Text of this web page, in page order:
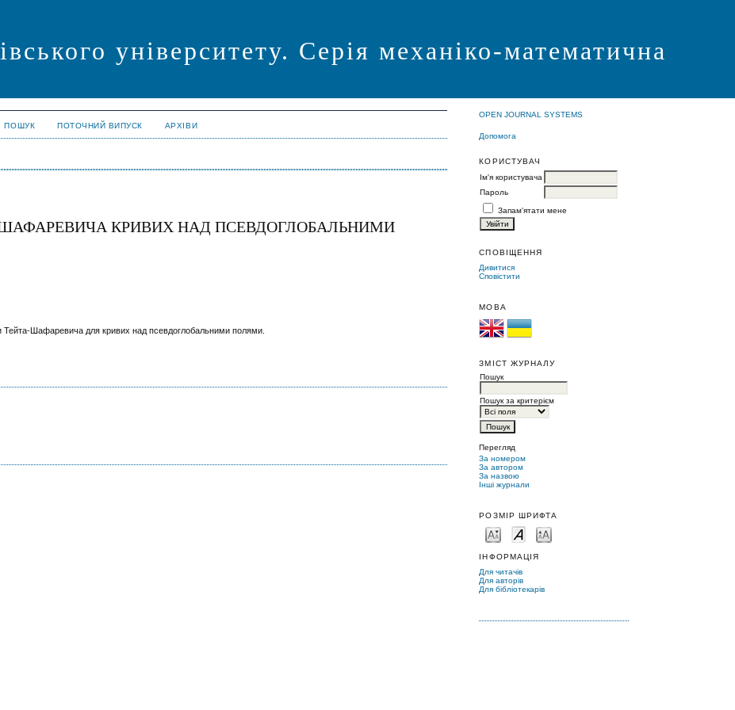
університету. Серія механіко-математична
OPEN JOURNAL SYSTEMS
Допомога
КОРИСТУВАЧ
Ім'я користувача
Пароль
Запам'ятати мене
СПОВІЩЕННЯ
Дивитися
Сповістити
МОВА
ЗМІСТ ЖУРНАЛУ
Пошук
Пошук за критерієм
Перегляд
За номером
За автором
За назвою
Інші журнали
РОЗМІР ШРИФТА
ІНФОРМАЦІЯ
Для читачів
Для авторів
Для бібліотекарів
ПОШУК ПОТОЧНИЙ ВИПУСК АРХІВИ
ШАФАРЕВИЧА КРИВИХ НАД ПСЕВДОГЛОБАЛЬНИМИ
Тейта-Шафаревича для кривих над псевдоглобальними полями.